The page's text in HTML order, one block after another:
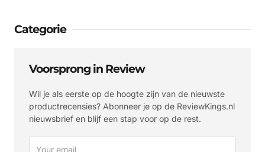
Categorie
Voorsprong in Review
Wil je als eerste op de hoogte zijn van de nieuwste
productrecensies? Abonneer je op de ReviewKings.nl
nieuwsbrief en blijf een stap voor op de rest.